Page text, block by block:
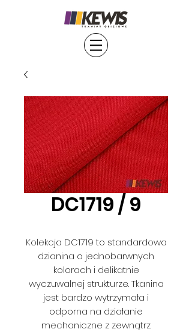
DC1719 / 9
Kolekcja DC1719 to standardowa
dzianina o jednobarwnych
kolorach i delikatnie
wyczuwalnej strukturze. Tkanina
jest bardzo wytrzymała i
odporna na działanie
mechaniczne z zewnątrz.